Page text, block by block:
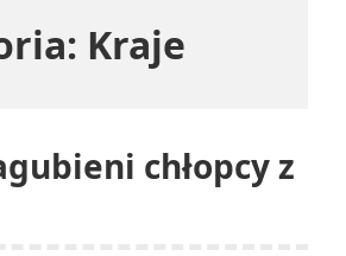
Kraje
chłopcy z